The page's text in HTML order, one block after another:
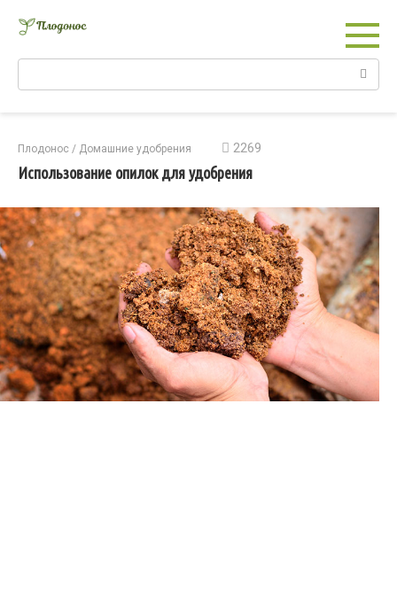
Плодонос / Домашние удобрения 2269
Использование опилок для удобрения